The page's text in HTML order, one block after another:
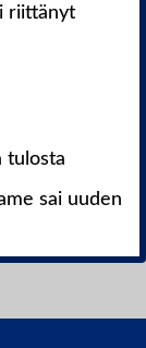
riittänyt
tulosta
sai uuden